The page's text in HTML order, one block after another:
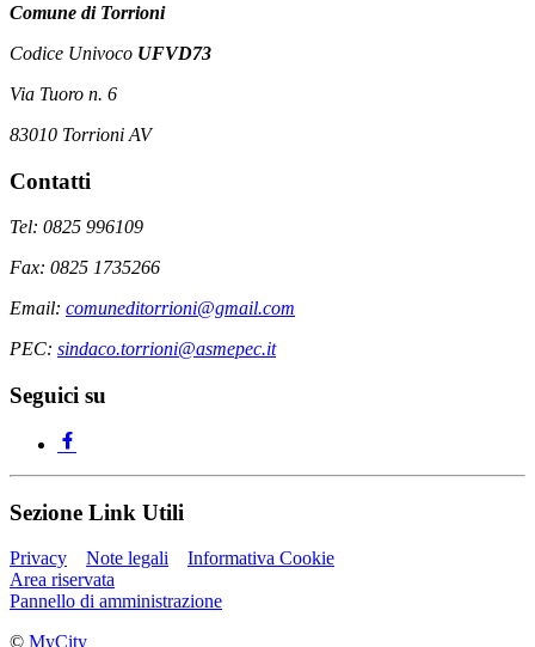
Comune di Torrioni
Codice Univoco UFVD73
Via Tuoro n. 6
83010 Torrioni AV
Contatti
Tel: 0825 996109
Fax: 0825 1735266
Email: comuneditorrioni@gmail.com
PEC: sindaco.torrioni@asmepec.it
Seguici su
Sezione Link Utili
Privacy Note legali
Informativa Cookie
Area riservata
Pannello di amministrazione
© MyCity